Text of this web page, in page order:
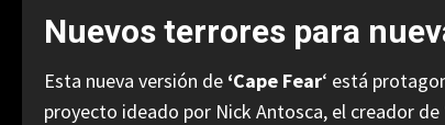
Nuevos terrores para
Esta nueva versión de ‘Cape Fear‘ está
proyecto ideado por Nick Antosca, el creador de